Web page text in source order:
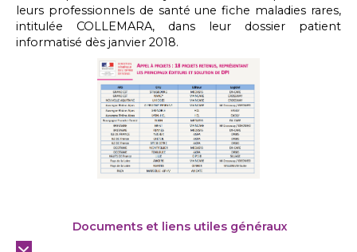
leurs professionnels de santé une fiche maladies rares,
intitulée COLLEMARA, dans leur dossier patient
informatisé dès janvier 2018.
Documents et liens utiles généraux